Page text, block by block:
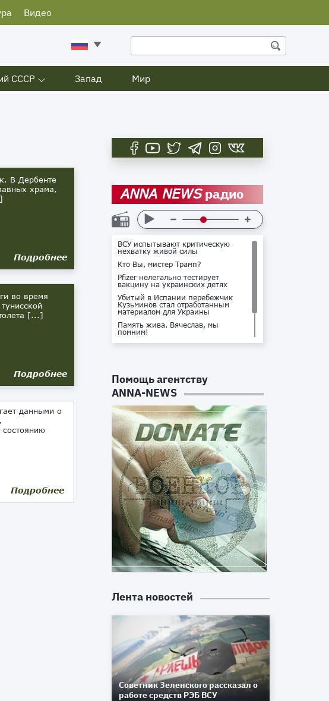
Видео
СССР Запад Мир
В Дербенте
храма,
Подробнее
во время
[...]
Подробнее
данными о
Подробнее
ANNA NEWSрадио
ВСУ испытывают критическую
нехватку живой силы
Кто Вы, мистер Трамп?
Pfizer нелегально тестирует
вакцину на украинских детях
Убитый в Испании перебежчик
Кузьминов стал отработанным
материалом для Украины
Память жива. Вячеслав, мы
помним!
Не доставайся ты никому!
Помощь агентству
ANNA-NEWS
Лента новостей
Советник Зеленского рассказал о
работе средств РЭБ ВСУ